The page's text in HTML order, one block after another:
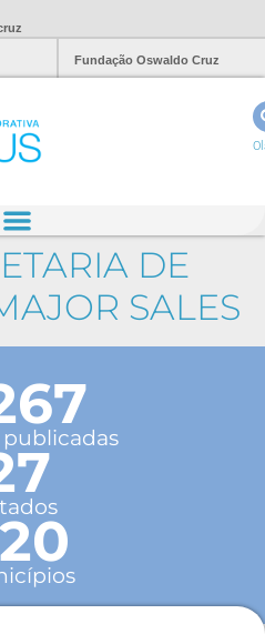
Fundação Oswaldo Cruz
DE
SALES